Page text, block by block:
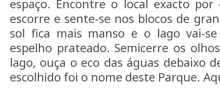
espaço. Encontre o local exacto
escorre e sente-se nos blocos de
sol fica mais manso e o lago vai-
espelho prateado. Semicerre os
lago, ouça o eco das águas debaixo
escolhido foi o nome deste Parque.